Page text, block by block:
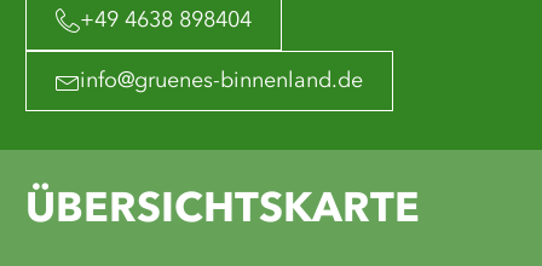
+49 4638 898404
info@gruenes-binnenland.de
ÜBERSICHTSKARTE